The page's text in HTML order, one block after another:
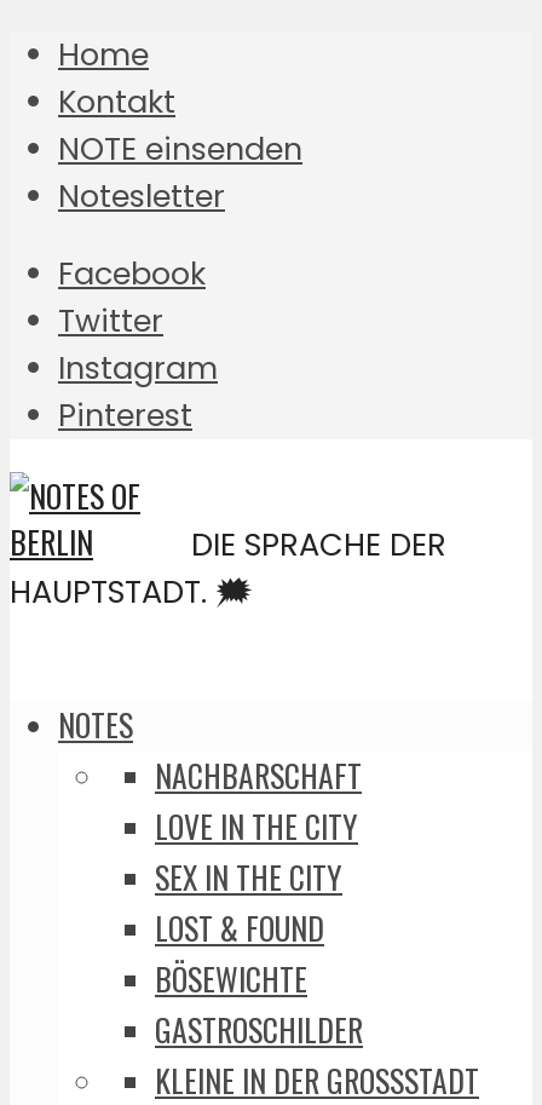
Home
Kontakt
NOTE einsenden
Notesletter
Facebook
Twitter
Instagram
Pinterest
DIE SPRACHE DER
HAUPTSTADT. 🗯️
NOTES
NACHBARSCHAFT
LOVE IN THE CITY
SEX IN THE CITY
LOST & FOUND
BÖSEWICHTE
GASTROSCHILDER
KLEINE IN DER GROSSSTADT